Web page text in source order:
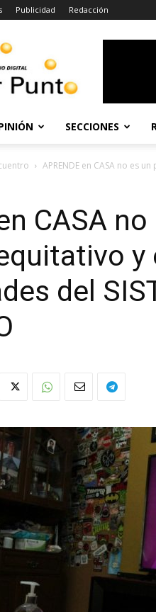
Publicidad Redacción
SECCIONES
APRENDE en CASA no es
CASA
y
del